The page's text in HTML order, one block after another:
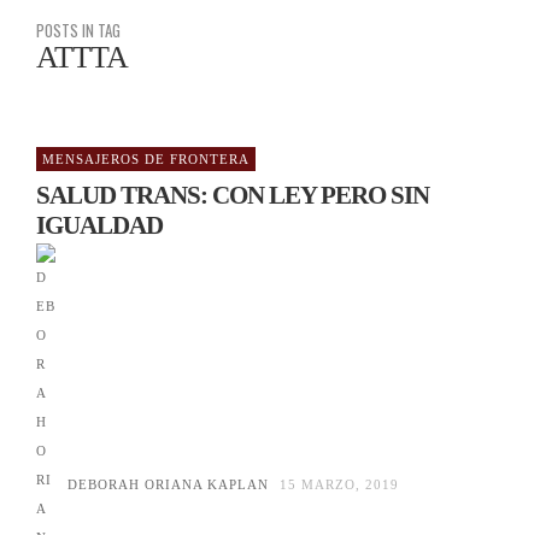
POSTS IN TAG
ATTTA
MENSAJEROS DE FRONTERA
SALUD TRANS: CON LEY PERO SIN
IGUALDAD
DEBORAH ORIANA KAPLAN 15 MARZO, 2019